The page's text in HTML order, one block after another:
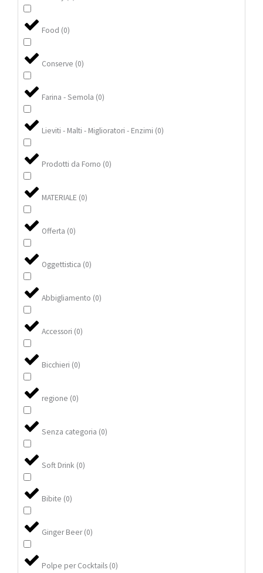
Food (0)
Conserve (0)
Farina - Semola (0)
Lieviti - Malti - Miglioratori - Enzimi (0)
Prodotti da Forno (0)
MATERIALE (0)
Offerta (0)
Oggettistica (0)
Abbigliamento (0)
Accessori (0)
Bicchieri (0)
regione (0)
Senza categoria (0)
Soft Drink (0)
Bibite (0)
Ginger Beer (0)
Polpe per Cocktails (0)